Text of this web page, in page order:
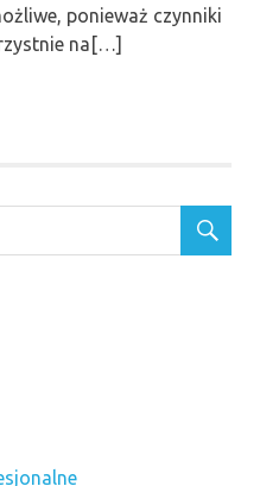
ponieważ czynniki
na[…]